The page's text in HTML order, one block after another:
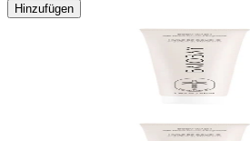
Hinzufügen